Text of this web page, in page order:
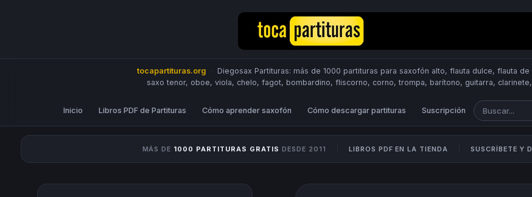
tocapartituras.org ·
Diegosax Partituras: más de 1000 partituras para saxofón alto, flauta dulce, flauta
saxo tenor, oboe, viola, chelo, fagot, bombardino, fliscorno, corno, trompa, barítono, guitarra,
Inicio Libros PDF de Partituras Cómo aprender saxofón Cómo descargar partituras Suscripción
MÁS DE 1000 PARTITURAS GRATIS DESDE 2011 LIBROS PDF EN LA TIENDA SUSCRÍBETE Y